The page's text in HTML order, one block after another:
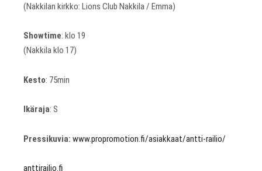
(Nakkilan kirkko: Lions Club Nakkila / Emma)
Showtime: klo 19
(Nakkila klo 17)
Kesto: 75min
Ikäraja: S
Pressikuvia: www.propromotion.fi/asiakkaat/antti-railio/
anttirailio.fi